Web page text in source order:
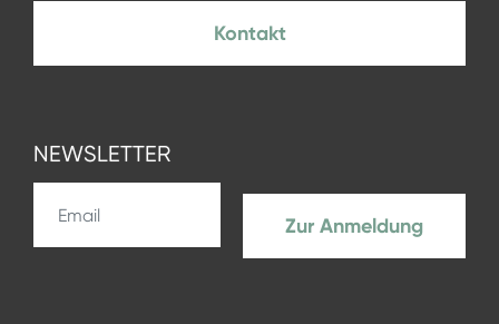
Kontakt
NEWSLETTER
Zur Anmeldung